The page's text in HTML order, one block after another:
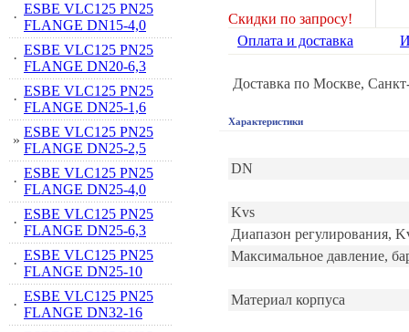
·
ESBE VLC125 PN25
FLANGE DN15-4,0
·
ESBE VLC125 PN25
FLANGE DN20-6,3
·
ESBE VLC125 PN25
FLANGE DN25-1,6
»
ESBE VLC125 PN25
FLANGE DN25-2,5
·
ESBE VLC125 PN25
FLANGE DN25-4,0
·
ESBE VLC125 PN25
FLANGE DN25-6,3
·
ESBE VLC125 PN25
FLANGE DN25-10
·
ESBE VLC125 PN25
FLANGE DN32-16
Скидки по запросу!
Оплата и доставка
Доставка по Москве,
Характеристики
DN
Kvs
Диапазон регулирования,
Максимальное давление,
Материал корпуса